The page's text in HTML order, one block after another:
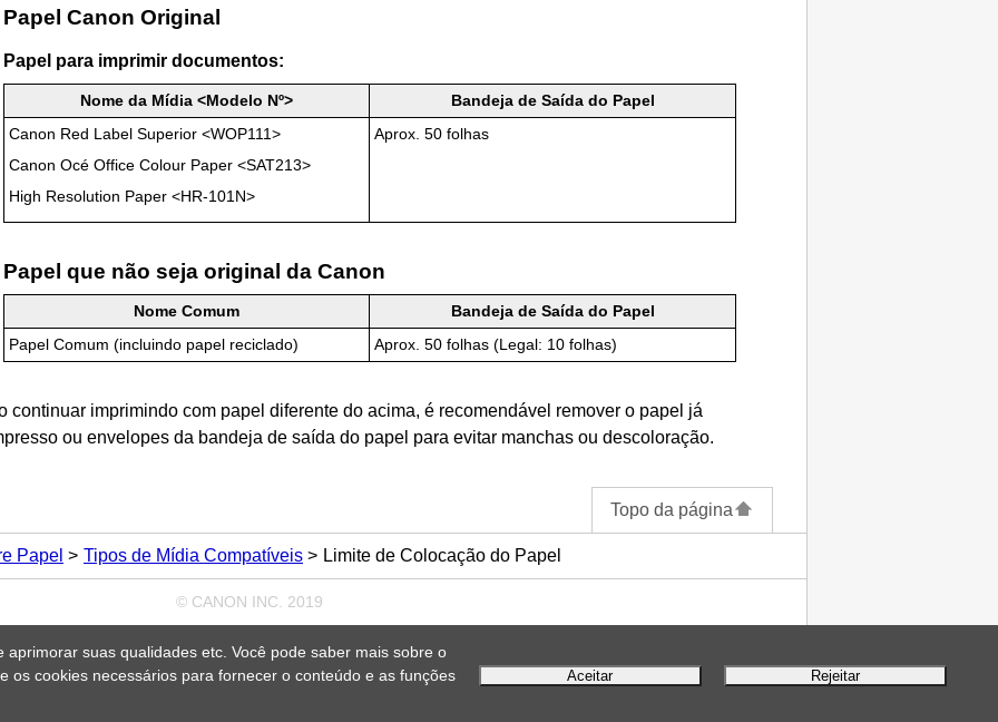
suas qualidades etc. Você pode saber mais sobre o
os cookies necessários para fornecer o conteúdo e as funções
Aceitar Rejeitar
Papel Canon Original
Papel para imprimir documentos:
Nome da Mídia <Modelo Nº>
Bandeja de Saída do Papel
Canon Red Label Superior <WOP111>
Canon Océ Office Colour Paper <SAT213>
High Resolution Paper <HR-101N>
Aprox. 50 folhas
Papel que não seja original da Canon
Nome Comum
Bandeja de Saída do Papel
Papel Comum (incluindo papel reciclado)
Aprox. 50 folhas (Legal: 10 folhas)
continuar imprimindo com papel diferente do acima, é recomendável remover o papel já
ou envelopes da bandeja de saída do papel para evitar manchas ou descoloração.
Topo da página
Papel Tipos de Mídia Compatíveis Limite de Colocação do Papel
© CANON INC. 2019